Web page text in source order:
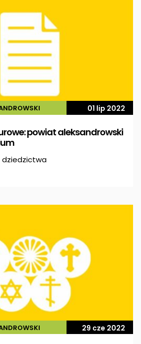
01 lip 2022
powiat aleksandrowski
dziedzictwa
29 cze 2022